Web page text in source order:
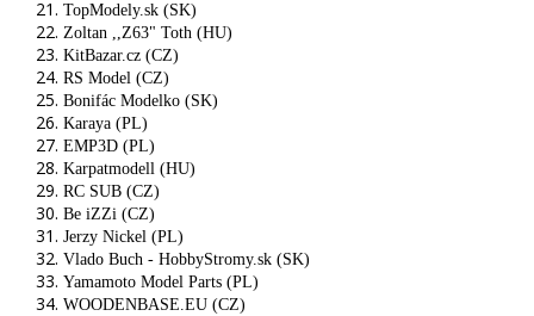
TopModely.sk (SK)
Zoltan ,,Z63" Toth (HU)
KitBazar.cz (CZ)
RS Model (CZ)
Bonifác Modelko (SK)
Karaya (PL)
EMP3D (PL)
Karpatmodell (HU)
RC SUB (CZ)
Be iZZi (CZ)
Jerzy Nickel (PL)
Vlado Buch - HobbyStromy.sk (SK)
Yamamoto Model Parts (PL)
WOODENBASE.EU (CZ)